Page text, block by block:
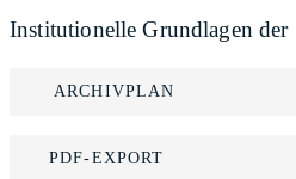
Institutionelle Grundlagen der
ARCHIVPLAN
PDF-EXPORT